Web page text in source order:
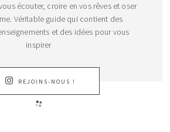
écouter, croire en vos rêves et oser
Véritable guide qui contient des
et des idées pour vous
inspirer
REJOINS-NOUS !